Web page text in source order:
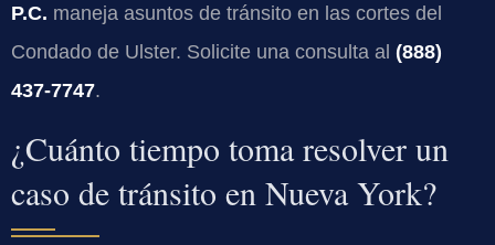
P.C. maneja asuntos de tránsito en las cortes del
Condado de Ulster. Solicite una consulta al (888)
437-7747.
¿Cuánto tiempo toma resolver un
caso de tránsito en Nueva York?